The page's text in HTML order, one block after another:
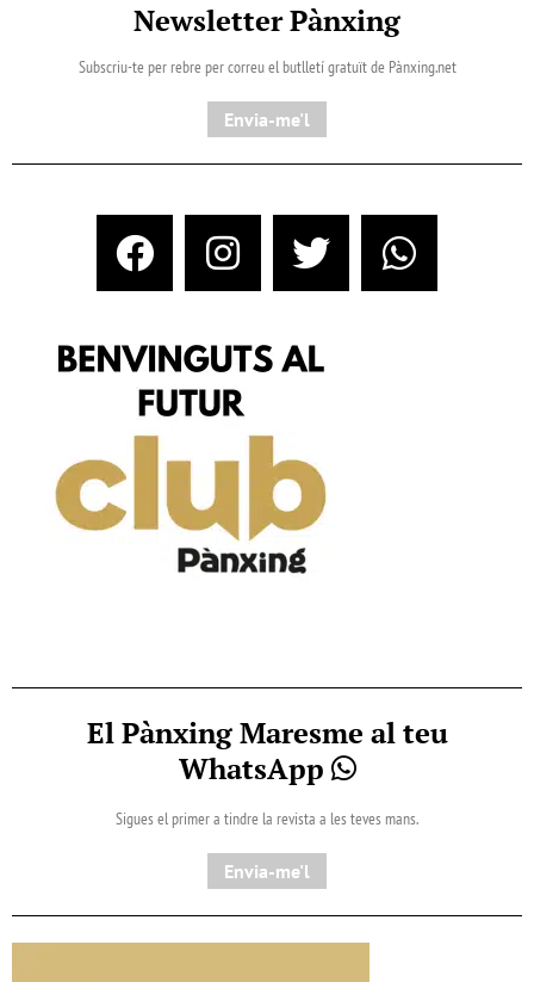
Newsletter Pànxing
Subscriu-te per rebre per correu el butlletí gratuït de Pànxing.net​
Envia-me'l
El Pànxing Maresme al teu
WhatsApp
Sigues el primer a tindre la revista a les teves mans.
Envia-me'l